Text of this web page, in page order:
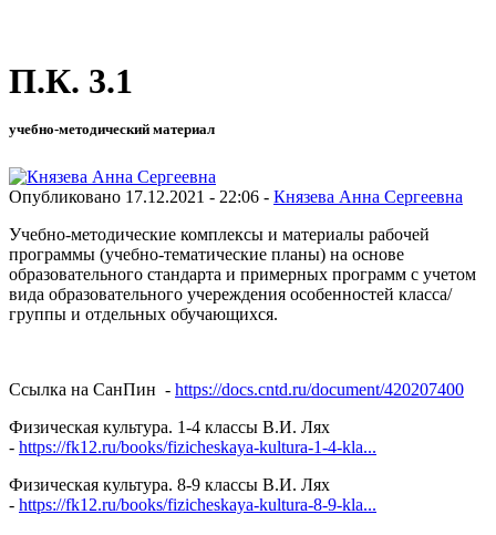
П.К. 3.1
учебно-методический материал
Опубликовано 17.12.2021 - 22:06 - Князева Анна Сергеевна
Учебно-методические комплексы и материалы рабочей
программы (учебно-тематические планы) на основе
образовательного стандарта и примерных программ с учетом
вида образовательного учереждения особенностей класса/
группы и отдельных обучающихся.
Ссылка на СанПин - https://docs.cntd.ru/document/420207400
Физическая культура. 1-4 классы В.И. Лях
- https://fk12.ru/books/fizicheskaya-kultura-1-4-kla...
Физическая культура. 8-9 классы В.И. Лях
- https://fk12.ru/books/fizicheskaya-kultura-8-9-kla...